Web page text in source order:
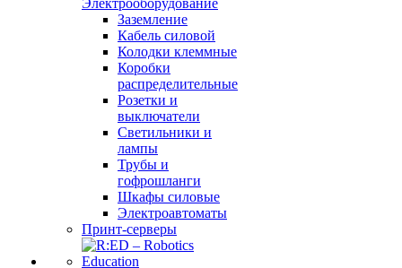
Электрооборудование
Заземление
Кабель силовой
Колодки клеммные
Коробки
распределительные
Розетки и
выключатели
Светильники и
лампы
Трубы и
гофрошланги
Шкафы силовые
Электроавтоматы
Принт-серверы